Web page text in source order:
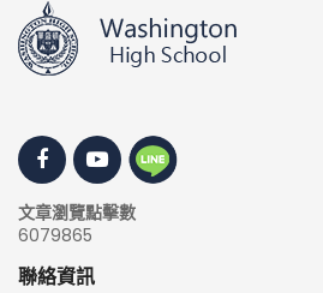
文章瀏覽點擊數
6079865
聯絡資訊